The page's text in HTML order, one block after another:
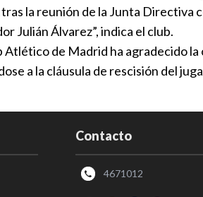
la reunión de la Junta
Julián Álvarez”, indica el club.
Atlético de Madrid ha agradecido
a la cláusula de rescisión del
Contacto
4671012